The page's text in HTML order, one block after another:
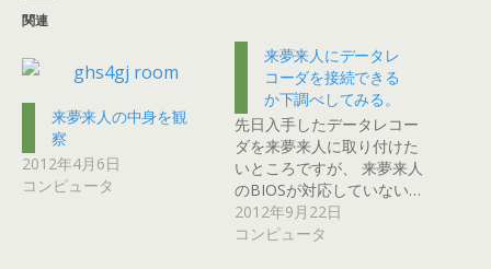
関連
来夢来人の中身を観
察
2012年4月6日
コンピュータ
来夢来人にデータレ
コーダを接続できる
か下調べしてみる。
先日入手したデータレコー
ダを来夢来人に取り付けた
いところですが、 来夢来人
のBIOSが対応していない…
2012年9月22日
コンピュータ